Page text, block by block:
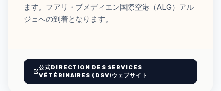
ます。フアリ・ブメディエン国際空港（ALG）アル
ジェへの到着となります。
公式DIRECTION DES SERVICES
VÉTÉRINAIRES (DSV)ウェブサイト